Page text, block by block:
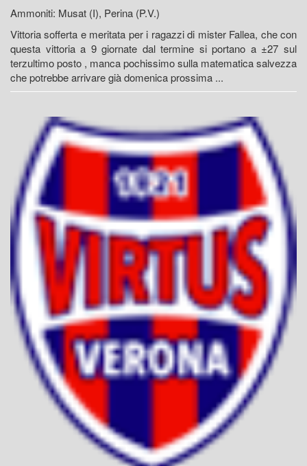
Ammoniti: Musat (I), Perina (P.V.)
Vittoria sofferta e meritata per i ragazzi di mister Fallea, che con
questa vittoria a 9 giornate dal termine si portano a ±27 sul
terzultimo posto , manca pochissimo sulla matematica salvezza
che potrebbe arrivare già domenica prossima ...